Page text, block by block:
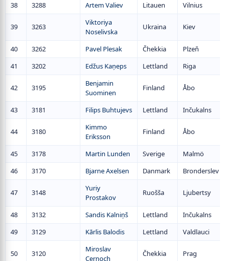
38
3288 Artem Valiev Litauen Vilnius
39 3263
Viktoriya
Noselivska
Ukraina Kiev
40 3262 Pavel Plesak Čhekkia
Plzeň
41
3202 Edžus Kaņeps Lettland Riga
42 3195
Benjamin
Suominen
Finland Åbo
43 3181 Filips Buhtujevs Lettland Inčukalns
44 3180
Kimmo
Eriksson
Finland Åbo
45 3178 Martin Lunden Sverige
Malmö
46
3170 Bjarne Axelsen Danmark Bronderslev
47 3148
Yuriy
Prostakov
Ruošša Ljubertsy
48 3132 Sandis Kalniņš Lettland
Inčukalns
49
3129 Kārlis Balodis Lettland Valdlauci
50 3120
Miroslav
Cernoch
Čhekkia Prag